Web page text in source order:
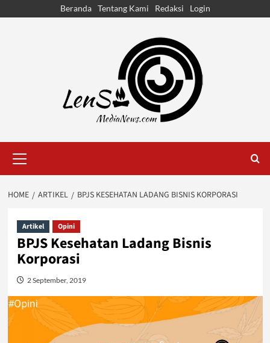
Beranda Tentang Kami Redaksi Login
Menu
HOME ARTIKEL BPJS KESEHATAN LADANG BISNIS KORPORASI
Artikel Opini
BPJS Kesehatan Ladang Bisnis
Korporasi
2 September, 2019